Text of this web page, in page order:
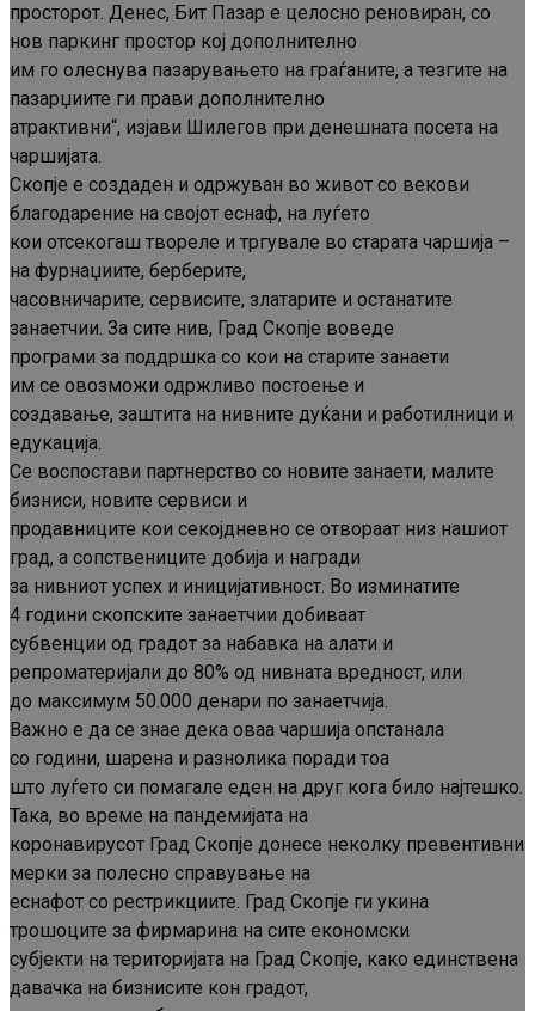
просторот. Денес, Бит Пазар е целосно реновиран, со
нов паркинг простор кој дополнително
им го олеснува пазарувањето на граѓаните, а тезгите на
пазарџиите ги прави дополнително
атрактивни“, изјави Шилегов при денешната посета на
чаршијата.
Скопје е создаден и одржуван во живот со векови
благодарение на својот еснаф, на луѓето
кои отсекогаш твореле и тргувале во старата чаршија –
на фурнаџиите, берберите,
часовничарите, сервисите, златарите и останатите
занаетчии. За сите нив, Град Скопје воведе
програми за поддршка со кои на старите занаети
им се овозможи одржливо постоење и
создавање, заштита на нивните дуќани и работилници и
едукација.
Се воспостави партнерство со новите занаети, малите
бизниси, новите сервиси и
продавниците кои секојдневно се отвораат низ нашиот
град, а сопствениците добија и награди
за нивниот успех и иницијативност. Во изминатите
4 години скопските занаетчии добиваат
субвенции од градот за набавка на алати и
репроматеријали до 80% од нивната вредност, или
до максимум 50.000 денари по занаетчија.
Важно е да се знае дека оваа чаршија опстанала
со години, шарена и разнолика поради тоа
што луѓето си помагале еден на друг кога било најтешко.
Така, во време на пандемијата на
коронавирусот Град Скопје донесе неколку превентивни
мерки за полесно справување на
еснафот со рестрикциите. Град Скопје ги укина
трошоците за фирмарина на сите економски
субјекти на територијата на Град Скопје, како единствена
давачка на бизнисите кон градот,